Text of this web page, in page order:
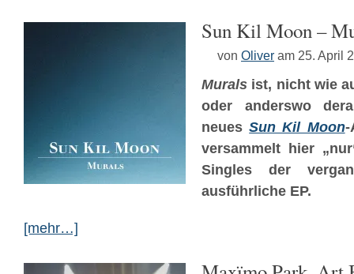
Sun Kil Moon –
von Oliver am 25. April
Murals ist, nicht wie
oder anderswo
neuesSun Kil Moon-
versammelt hier
Singles der
ausführliche EP.
[mehr…]